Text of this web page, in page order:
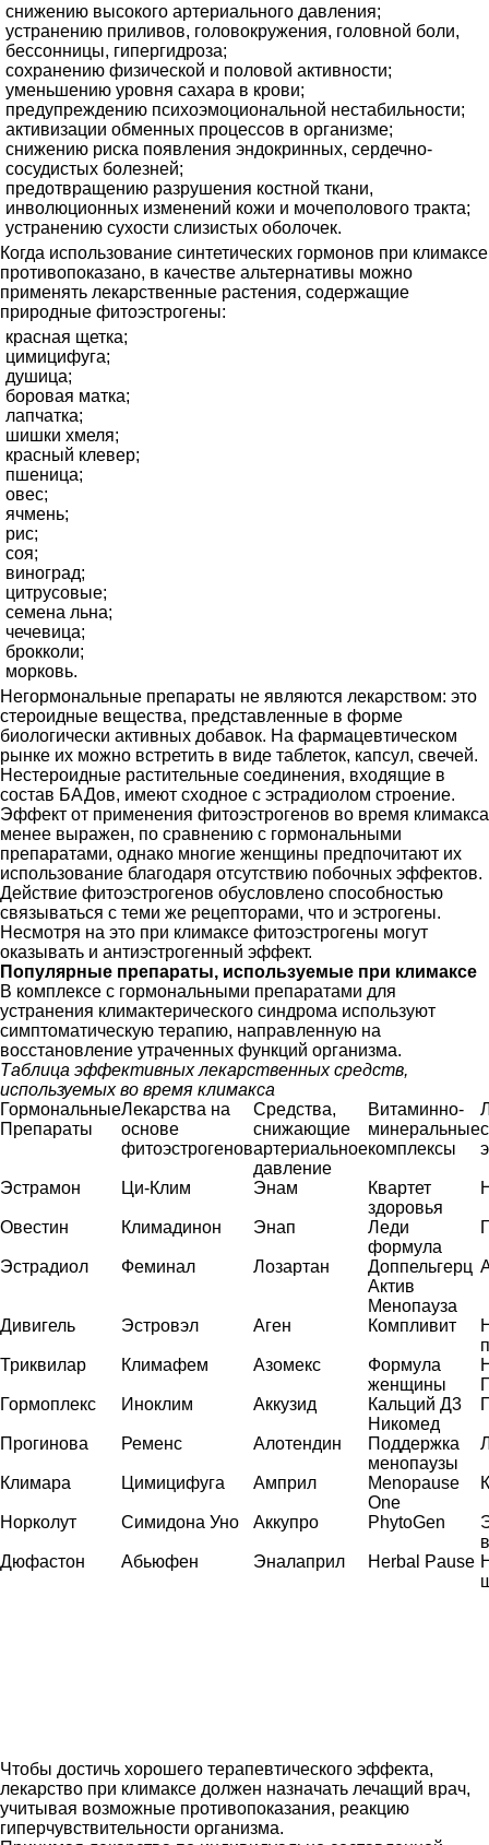
снижению высокого артериального давления;
устранению приливов, головокружения, головной боли,
бессонницы, гипергидроза;
сохранению физической и половой активности;
уменьшению уровня сахара в крови;
предупреждению психоэмоциональной нестабильности;
активизации обменных процессов в организме;
снижению риска появления эндокринных, сердечно-
сосудистых болезней;
предотвращению разрушения костной ткани,
инволюционных изменений кожи и мочеполового тракта;
устранению сухости слизистых оболочек.
Когда использование синтетических гормонов при климаксе
противопоказано, в качестве альтернативы можно
применять лекарственные растения, содержащие
природные фитоэстрогены:
красная щетка;
цимицифуга;
душица;
боровая матка;
лапчатка;
шишки хмеля;
красный клевер;
пшеница;
овес;
ячмень;
рис;
соя;
виноград;
цитрусовые;
семена льна;
чечевица;
брокколи;
морковь.
Негормональные препараты не являются лекарством: это
стероидные вещества, представленные в форме
биологически активных добавок. На фармацевтическом
рынке их можно встретить в виде таблеток, капсул, свечей.
Нестероидные растительные соединения, входящие в
состав БАДов, имеют сходное с эстрадиолом строение.
Эффект от применения фитоэстрогенов во время климакса
менее выражен, по сравнению с гормональными
препаратами, однако многие женщины предпочитают их
использование благодаря отсутствию побочных эффектов.
Действие фитоэстрогенов обусловлено способностью
связываться с теми же рецепторами, что и эстрогены.
Несмотря на это при климаксе фитоэстрогены могут
оказывать и антиэстрогенный эффект.
Популярные препараты, используемые при климаксе
В комплексе с гормональными препаратами для
устранения климактерического синдрома используют
симптоматическую терапию, направленную на
восстановление утраченных функций организма.
Таблица эффективных лекарственных средств,
используемых во время климакса
Гормональные
Препараты
Лекарства на
основе
фитоэстрогенов
Средства,
снижающие
артериальное
давление
Витаминно-
минеральные
комплексы
Эстрамон Ци-Клим Энам
Квартет
здоровья
Овестин Климадинон Энап
Леди
формула
Эстрадиол Феминал Лозартан
Доппельгерц
Актив
Менопауза
Дивигель Эстровэл Аген Компливит
Триквилар
Климафем Азомекс
Формула
женщины
Гормоплекс
Иноклим Аккузид
Кальций Д3
Никомед
Прогинова Ременс Алотендин
Поддержка
менопаузы
Климара Цимицифуга Амприл
Menopause
One
Норколут Симидона Уно Аккупро PhytoGen
Дюфастон
Абьюфен Эналаприл Herbal Pause
Чтобы достичь хорошего терапевтического эффекта,
лекарство при климаксе должен назначать лечащий врач,
учитывая возможные противопоказания, реакцию
гиперчувствительности организма.